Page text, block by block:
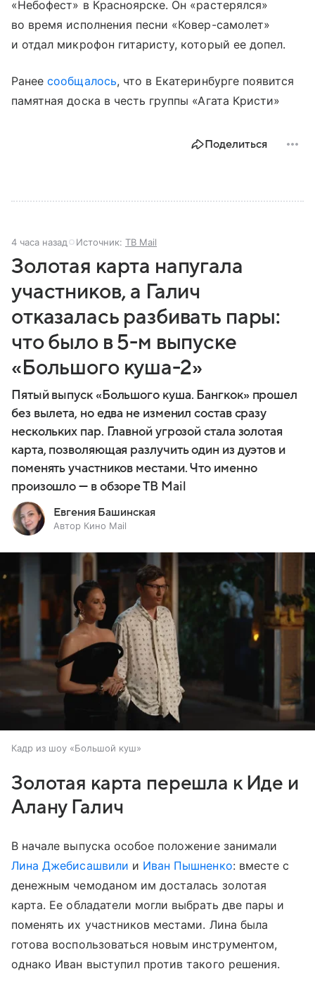
«Небофест» в Красноярске. Он «растерялся»
во время исполнения песни «Ковер-самолет»
и отдал микрофон гитаристу, который ее допел.
Ранеесообщалось, что в Екатеринбурге появится
памятная доска в честь группы «Агата Кристи»
Поделиться
4 часа назад Источник: ТВ Mail
Золотая карта напугала
участников, а Галич
отказалась разбивать пары:
что было в 5-м выпуске
«Большого куша-2»
Пятый выпуск «Большого куша. Бангкок» прошел
без вылета, но едва не изменил состав сразу
нескольких пар. Главной угрозой стала золотая
карта, позволяющая разлучить один из дуэтов и
поменять участников местами. Что именно
произошло — в обзоре ТВ Mail
Евгения Башинская
Автор Кино Mail
Кадр из шоу «Большой куш»
Золотая карта перешла к Иде и
Алану Галич
В начале выпуска особое положение занимали
Лина Джебисашвили и Иван Пышненко: вместе с
денежным чемоданом им досталась золотая
карта. Ее обладатели могли выбрать две пары и
поменять их участников местами. Лина была
готова воспользоваться новым инструментом,
однако Иван выступил против такого решения.